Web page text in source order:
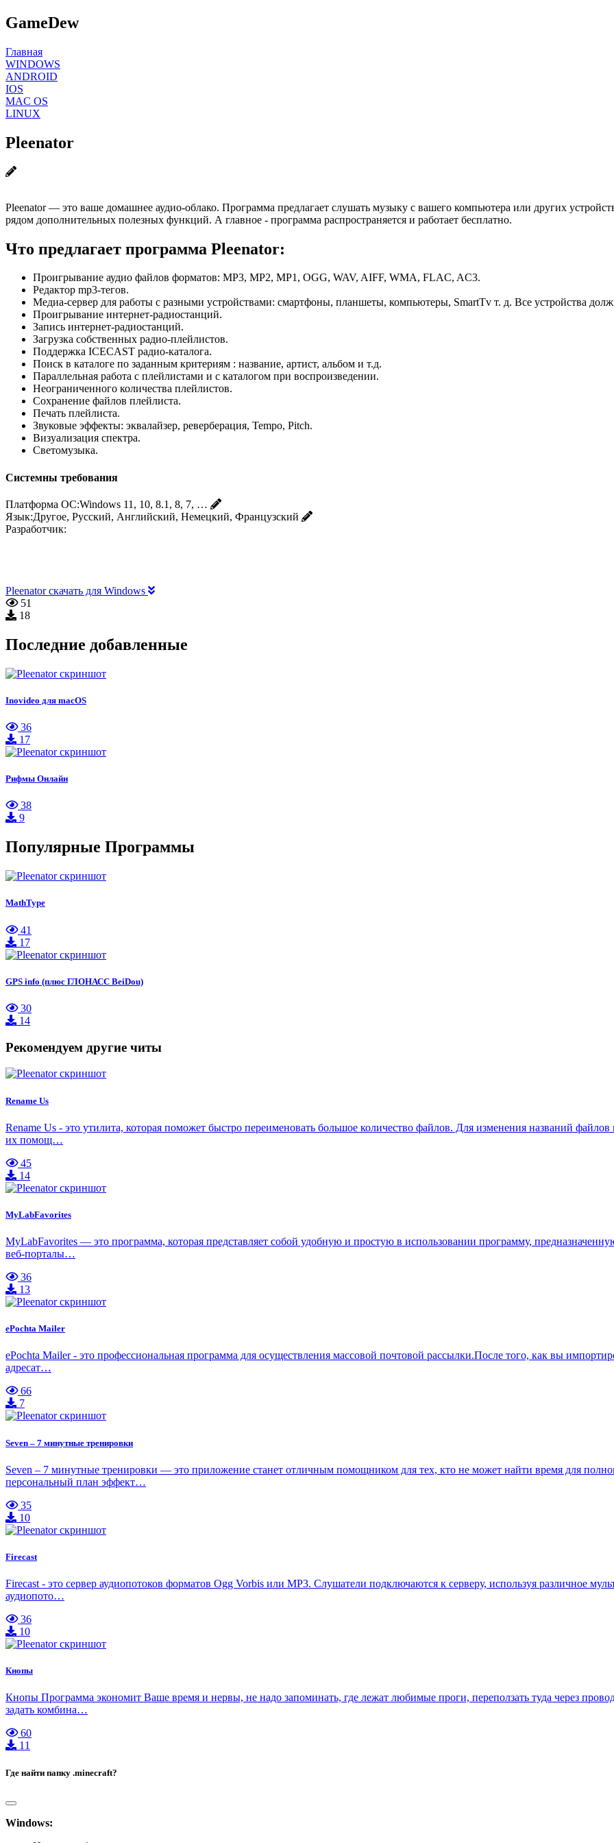
GameDew
Главная
WINDOWS
ANDROID
IOS
MAC OS
LINUX
Pleenator
Pleenator — это ваше домашнее аудио-облако. Программа предлагает слушать музыку с вашего компьютера или других
рядом дополнительных полезных функций. А главное - программа распространяется и работает бесплатно.
Что предлагает программа Pleenator:
Проигрывание аудио файлов форматов: MP3, MP2, MP1, OGG, WAV, AIFF, WMA, FLAC, AC3.
Редактор mp3-тегов.
Медиа-сервер для работы с разными устройствами: смартфоны, планшеты, компьютеры, SmartTv т. д. Все устройства
Проигрывание интернет-радиостанций.
Запись интернет-радиостанций.
Загрузка собственных радио-плейлистов.
Поддержка ICECAST радио-каталога.
Поиск в каталоге по заданным критериям : название, артист, альбом и т.д.
Параллельная работа с плейлистами и с каталогом при воспроизведении.
Неограниченного количества плейлистов.
Сохранение файлов плейлиста.
Печать плейлиста.
Звуковые эффекты: эквалайзер, реверберация, Tempo, Pitch.
Визуализация спектра.
Светомузыка.
Системны требования
Платформа ОС:Windows 11, 10, 8.1, 8, 7, …
Язык:Другое, Русский, Английский, Немецкий, Французский
Разработчик:
Pleenator скачать для Windows
51
18
Последние добавленные
Inovideo для macOS
36
17
Рифмы Онлайн
38
9
Популярные Программы
MathType
41
17
GPS info (плюс ГЛОНАСС BeiDou)
30
14
Рекомендуем другие читы
Rename Us
Rename Us - это утилита, которая поможет быстро переименовать большое количество файлов. Для изменения названий
их помощ…
45
14
MyLabFavorites
MyLabFavorites — это программа, которая представляет собой удобную и простую в использовании программу,
веб-порталы…
36
13
ePochta Mailer
ePochta Mailer - это профессиональная программа для осуществления массовой почтовой рассылки.После того, как вы
адресат…
66
7
Seven – 7 минутные тренировки
Seven – 7 минутные тренировки — это приложение станет отличным помощником для тех, кто не может найти время для
персональный план эффект…
35
10
Firecast
Firecast - это сервер аудиопотоков форматов Ogg Vorbis или MP3. Слушатели подключаются к серверу, используя различное
аудиопото…
36
10
Кнопы
Кнопы Программа экономит Ваше время и нервы, не надо запоминать, где лежат любимые проги, переползать туда через
задать комбина…
60
11
Где найти папку .minecraft?
Windows: